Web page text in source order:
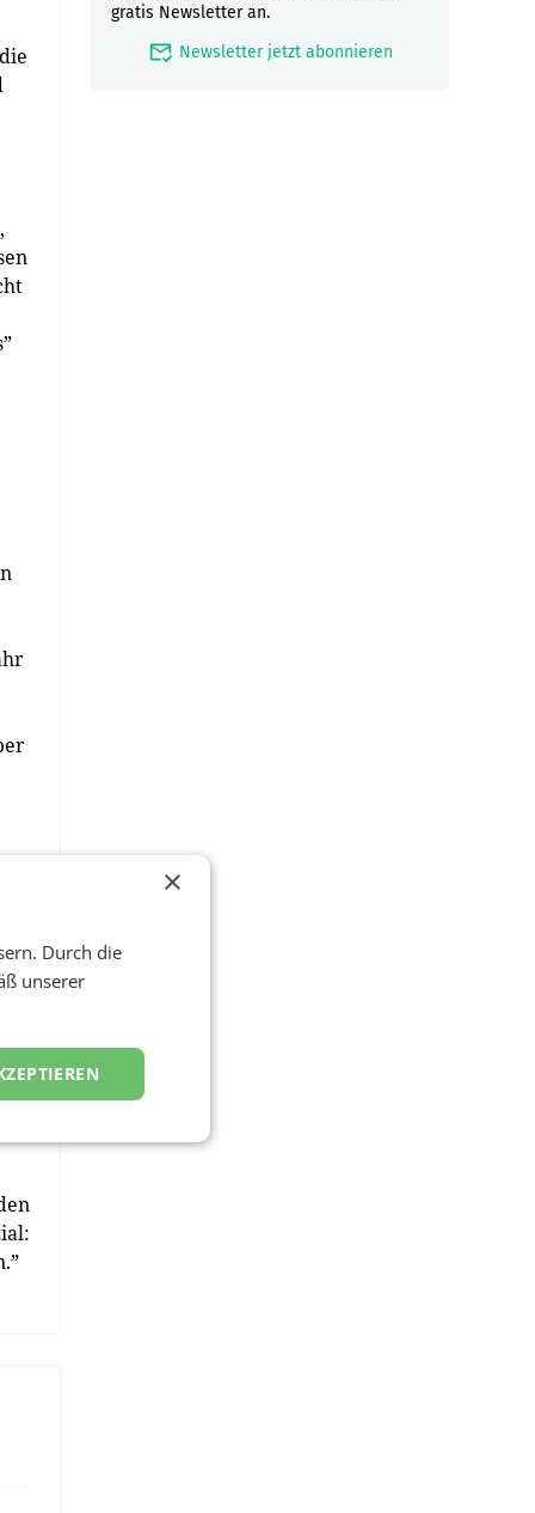
gratis Newsletter an.
mark_email_read Newsletter jetzt abonnieren
×
Durch die
unserer